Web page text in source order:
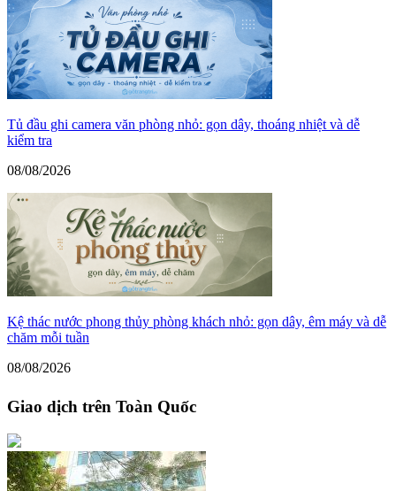
Tủ đầu ghi camera văn phòng nhỏ: gọn dây, thoáng nhiệt và dễ
kiểm tra
08/08/2026
Kệ thác nước phong thủy phòng khách nhỏ: gọn dây, êm máy và dễ
chăm mỗi tuần
08/08/2026
Giao dịch trên Toàn Quốc